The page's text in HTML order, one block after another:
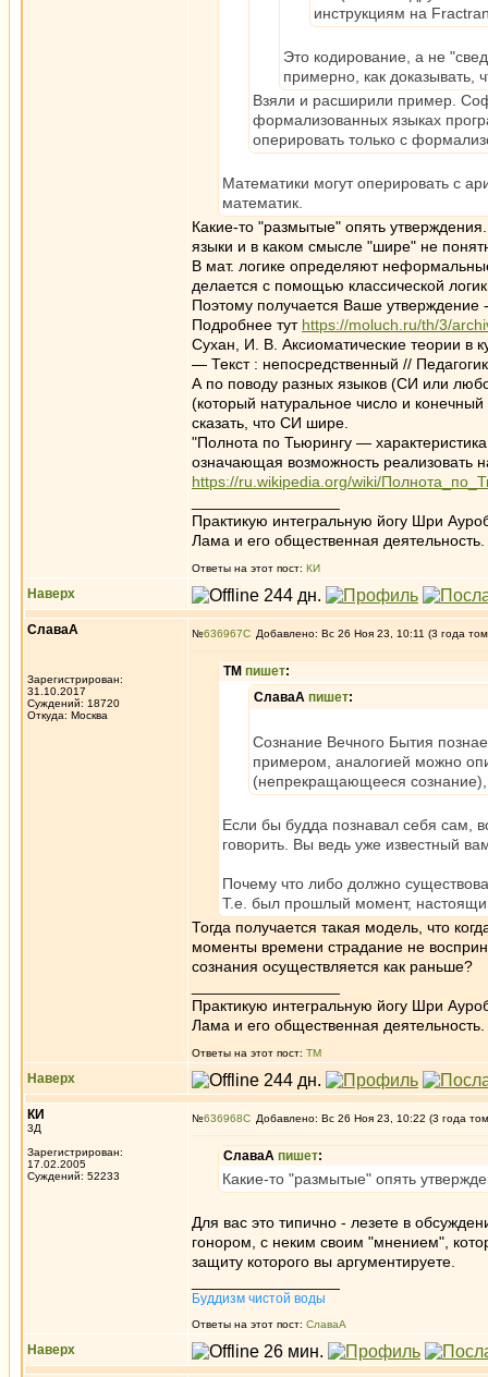
инструкциям на
Это кодирование, а не
примерно, как доказывать,
Взяли и расширили пример.
формализованных языках
оперировать только с
Математики могут оперировать с
математик.
Какие-то "размытые" опять
языки и в каком смысле "шире" не
В мат. логике определяют
делается с помощью классической
Поэтому получается Ваше
Подробнее тут https://moluch.ru/th/3/
Сухан, И. В. Аксиоматические теории в
— Текст : непосредственный //
А по поводу разных языков (СИ или
(который натуральное число и
сказать, что СИ шире.
"Полнота по Тьюрингу —
означающая возможность реализовать
https://ru.wikipedia.org/wiki/
Практикую интегральную йогу Шри
Лама и его общественная деятельность.
Ответы на этот пост: КИ
Наверх
СлаваА
Зарегистрирован:
31.10.2017
Суждений: 18720
Откуда: Москва
№636967 Добавлено: Вс 26 Ноя 23, 10:11 (3 года
ТМ пишет:
СлаваА пишет:
Сознание Вечного Бытия
примером, аналогией можно
(непрекращающееся
Если бы будда познавал себя сам,
говорить. Вы ведь уже известный
Почему что либо должно
Т.е. был прошлый момент,
Тогда получается такая модель, что
моменты времени страдание не
сознания осуществляется как раньше?
Практикую интегральную йогу Шри
Лама и его общественная деятельность.
Ответы на этот пост: ТМ
Наверх
КИ
3Д
Зарегистрирован:
17.02.2005
Суждений: 52233
№636968 Добавлено: Вс 26 Ноя 23, 10:22 (3 года
СлаваА пишет:
Какие-то "размытые" опять
Для вас это типично - лезете в
гонором, с неким своим "мнением",
защиту которого вы аргументируете.
Буддизм чистой воды
Ответы на этот пост: СлаваА
Наверх